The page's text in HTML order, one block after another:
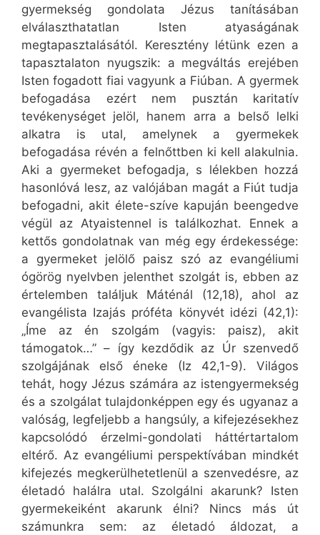
gyermekség gondolata Jézus tanításában
elválaszthatatlan Isten atyaságának
megtapasztalásától. Keresztény létünk ezen a
tapasztalaton nyugszik: a megváltás erejében
Isten fogadott fiai vagyunk a Fiúban. A gyermek
befogadása ezért nem pusztán karitatív
tevékenységet jelöl, hanem arra a belső lelki
alkatra is utal, amelynek a gyermekek
befogadása révén a felnőttben ki kell alakulnia.
Aki a gyermeket befogadja, s lélekben hozzá
hasonlóvá lesz, az valójában magát a Fiút tudja
befogadni, akit élete-szíve kapuján beengedve
végül az Atyaistennel is találkozhat. Ennek a
kettős gondolatnak van még egy érdekessége:
a gyermeket jelölő paisz szó az evangéliumi
ógörög nyelvben jelenthet szolgát is, ebben az
értelemben találjuk Máténál (12,18), ahol az
evangélista Izajás próféta könyvét idézi (42,1):
„Íme az én szolgám (vagyis: paisz), akit
támogatok…” – így kezdődik az Úr szenvedő
szolgájának első éneke (Iz 42,1-9). Világos
tehát, hogy Jézus számára az istengyermekség
és a szolgálat tulajdonképpen egy és ugyanaz a
valóság, legfeljebb a hangsúly, a kifejezésekhez
kapcsolódó érzelmi-gondolati háttértartalom
eltérő. Az evangéliumi perspektívában mindkét
kifejezés megkerülhetetlenül a szenvedésre, az
életadó halálra utal. Szolgálni akarunk? Isten
gyermekeiként akarunk élni? Nincs más út
számunkra sem: az életadó áldozat, a